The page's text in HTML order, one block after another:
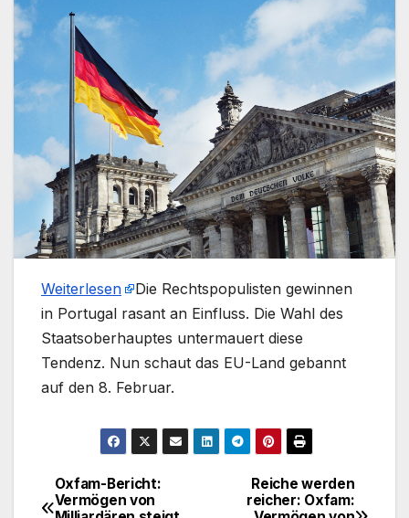
Weiterlesen
​Die Rechtspopulisten gewinnen
in Portugal rasant an Einfluss. Die Wahl des
Staatsoberhauptes untermauert diese
Tendenz. Nun schaut das EU-Land gebannt
auf den 8. Februar.
BeitragsnavigationReiche werden
reicher: Oxfam:
Oxfam-Bericht:
Vermögen von